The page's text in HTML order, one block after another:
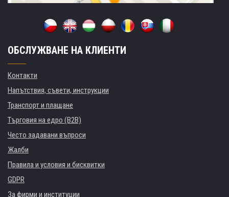
ОБСЛУЖВАНЕ НА КЛИЕНТИ
Контакти
Напътствия, съвети, инструкции
Транспорт и плащане
Търговия на едро (B2B)
Често задавани въпроси
Жалби
Правила и условия и бисквитки
GDPR
За фирми и институции